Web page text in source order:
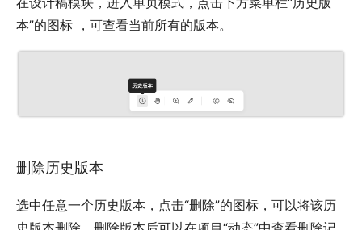
本”的图标 ，可查看当前所有的版本。
删除历史版本
选中任意一个历史版本，点击“删除”的图标，可以将该历